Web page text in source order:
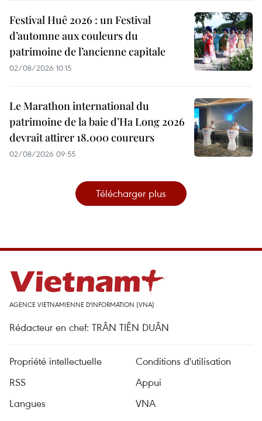
Festival Huê 2026 : un Festival
d’automne aux couleurs du
patrimoine de l’ancienne capitale
02/08/2026 10:15
Le Marathon international du
patrimoine de la baie d’Ha Long 2026
devrait attirer 18.000 coureurs
02/08/2026 09:55
Télécharger plus
AGENCE VIETNAMIENNE D'INFORMATION (VNA)
Rédacteur en chef: TRÂN TIÊN DUÂN
Propriété intellectuelle
Conditions d'utilisation
RSS
Appui
Langues
VNA